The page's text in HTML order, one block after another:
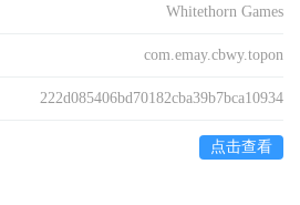
Whitethorn Games
com.emay.cbwy.topon
222d085406bd70182cba39b7bca10934
点击查看